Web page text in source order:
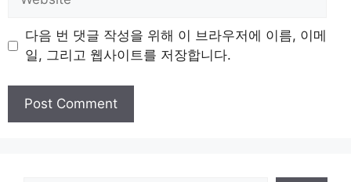
다음 번 댓글 작성을 위해 이 브라우저에 이름, 이메
일, 그리고 웹사이트를 저장합니다.